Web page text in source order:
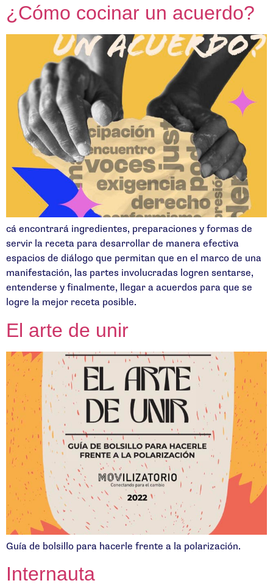
¿Cómo cocinar un acuerdo?
cá encontrará ingredientes, preparaciones y formas de
servir la receta para desarrollar de manera efectiva
espacios de diálogo que permitan que en el marco de una
manifestación, las partes involucradas logren sentarse,
entenderse y finalmente, llegar a acuerdos para que se
logre la mejor receta posible.
El arte de unir
Guía de bolsillo para hacerle frente a la polarización.
Internauta